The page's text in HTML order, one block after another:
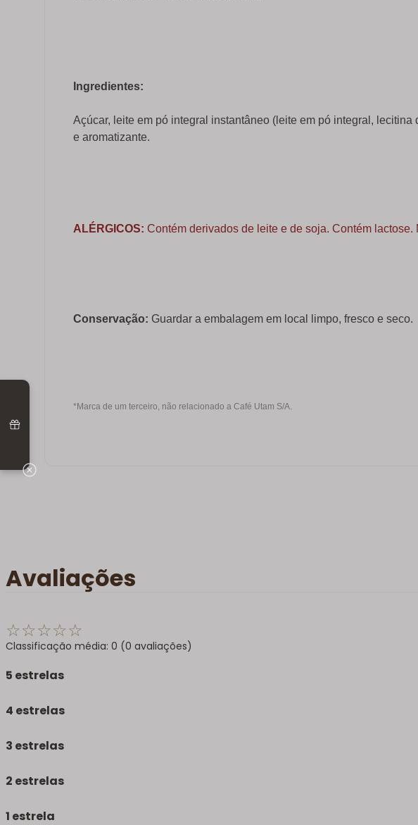
Ingredientes:
Açúcar, leite em pó integral instantâneo (leite em pó integral,
e aromatizante.
ALÉRGICOS: Contém derivados de leite e de soja. Contém lactose.
Conservação: Guardar a embalagem em local limpo, fresco e seco.
*Marca de um terceiro, não relacionado a Café Utam S/A.
Avaliações
☆☆☆☆☆
Classificação média: 0 (0 avaliações)
5 estrelas
4 estrelas
3 estrelas
2 estrelas
1 estrela